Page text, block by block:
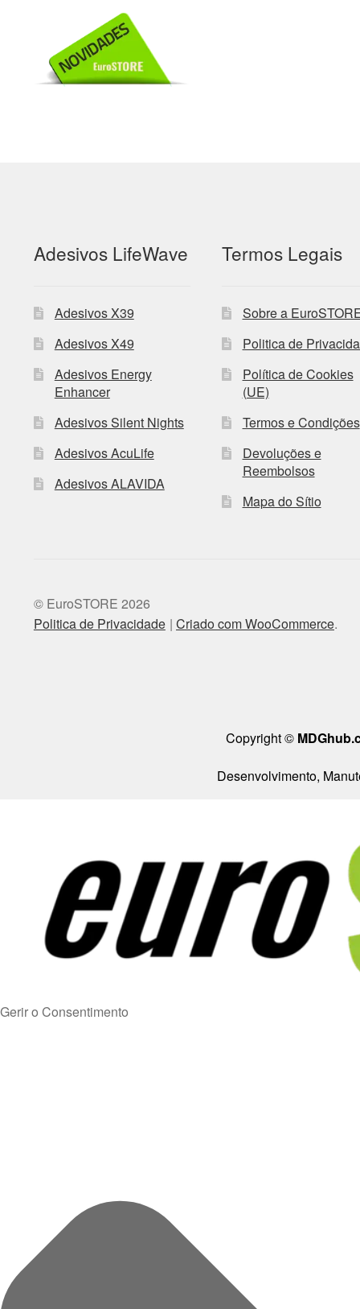
Adesivos LifeWave
Adesivos X39
Adesivos X49
Adesivos Energy
Enhancer
Adesivos Silent Nights
Adesivos AcuLife
Adesivos ALAVIDA
Termos Legais
Sobre a
Politica de
Política de Cookies
(UE)
Termos e Condições
Devoluções e
Reembolsos
Mapa do Sítio
© EuroSTORE 2026
Politica de Privacidade Criado com WooCommerce.
Copyright ©
Desenvolvimento,
Gerir o Consentimento